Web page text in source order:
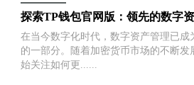
探索TP钱包官网版：领先的数字
在当今数字化时代，数字资产管理已成
的一部分。随着加密货币市场的不断发
始关注如何更......